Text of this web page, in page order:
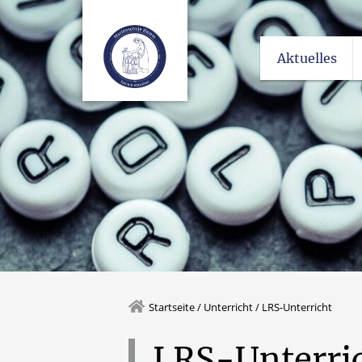
Aktuelles
Startseite/ Unterricht/ LRS-Unterricht